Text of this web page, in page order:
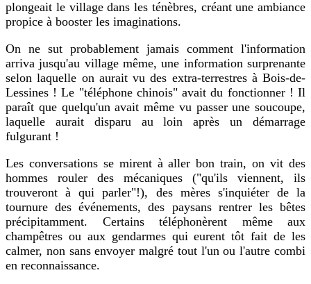
plongeait le village dans les ténèbres, créant une ambiance
propice à booster les imaginations.
On ne sut probablement jamais comment l'information
arriva jusqu'au village même, une information surprenante
selon laquelle on aurait vu des extra-terrestres à Bois-de-
Lessines ! Le "téléphone chinois" avait du fonctionner ! Il
paraît que quelqu'un avait même vu passer une soucoupe,
laquelle aurait disparu au loin après un démarrage
fulgurant !
Les conversations se mirent à aller bon train, on vit des
hommes rouler des mécaniques ("qu'ils viennent, ils
trouveront à qui parler"!), des mères s'inquiéter de la
tournure des événements, des paysans rentrer les bêtes
précipitamment. Certains téléphonèrent même aux
champêtres ou aux gendarmes qui eurent tôt fait de les
calmer, non sans envoyer malgré tout l'un ou l'autre combi
en reconnaissance.